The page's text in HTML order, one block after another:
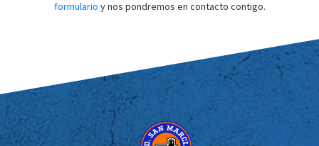
formulario y nos pondremos en contacto contigo.